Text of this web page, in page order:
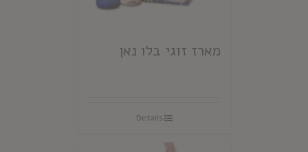
מארז זוגי בלו נאן
Details